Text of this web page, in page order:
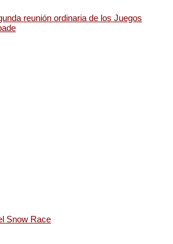
reunión ordinaria de los Juegos
Snow Race